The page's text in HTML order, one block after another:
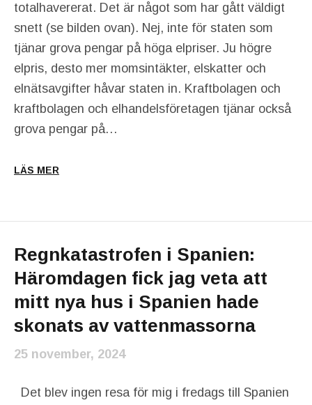
totalhavererat. Det är något som har gått väldigt
snett (se bilden ovan). Nej, inte för staten som
tjänar grova pengar på höga elpriser. Ju högre
elpris, desto mer momsintäkter, elskatter och
elnätsavgifter håvar staten in. Kraftbolagen och
kraftbolagen och elhandelsföretagen tjänar också
grova pengar på…
LÄS MER
Regnkatastrofen i Spanien:
Häromdagen fick jag veta att
mitt nya hus i Spanien hade
skonats av vattenmassorna
25 november, 2024
Det blev ingen resa för mig i fredags till Spanien